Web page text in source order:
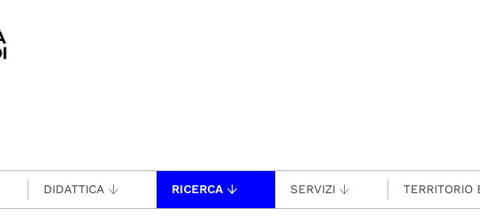
DIDATTICA RICERCA SERVIZI TERRITORIO